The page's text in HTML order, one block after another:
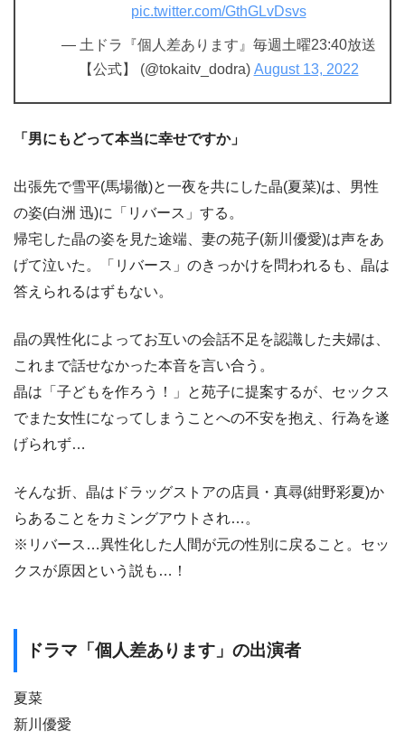
pic.twitter.com/GthGLvDsvs
— 土ドラ『個人差あります』毎週土曜23:40放送
【公式】 (@tokaitv_dodra) August 13, 2022
「男にもどって本当に幸せですか」
出張先で雪平(馬場徹)と一夜を共にした晶(夏菜)は、男性
の姿(白洲 迅)に「リバース」する。
帰宅した晶の姿を見た途端、妻の苑子(新川優愛)は声をあ
げて泣いた。「リバース」のきっかけを問われるも、晶は
答えられるはずもない。
晶の異性化によってお互いの会話不足を認識した夫婦は、
これまで話せなかった本音を言い合う。
晶は「子どもを作ろう！」と苑子に提案するが、セックス
でまた女性になってしまうことへの不安を抱え、行為を遂
げられず…
そんな折、晶はドラッグストアの店員・真尋(紺野彩夏)か
らあることをカミングアウトされ…。
※リバース…異性化した人間が元の性別に戻ること。セッ
クスが原因という説も…！
ドラマ「個人差あります」の出演者
夏菜
新川優愛